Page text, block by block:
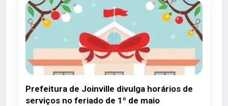
Prefeitura de Joinville divulga horários de
serviços no feriado de 1º de maio